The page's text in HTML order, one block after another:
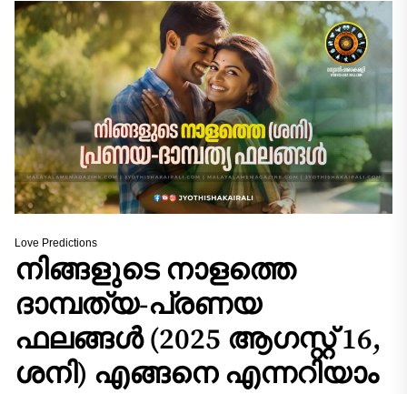
Love Predictions
നിങ്ങളുടെ നാളത്തെ
ദാമ്പത്യ-പ്രണയ
ഫലങ്ങൾ (2025 ആഗസ്റ്റ് 16,
ശനി) എങ്ങനെ എന്നറിയാം